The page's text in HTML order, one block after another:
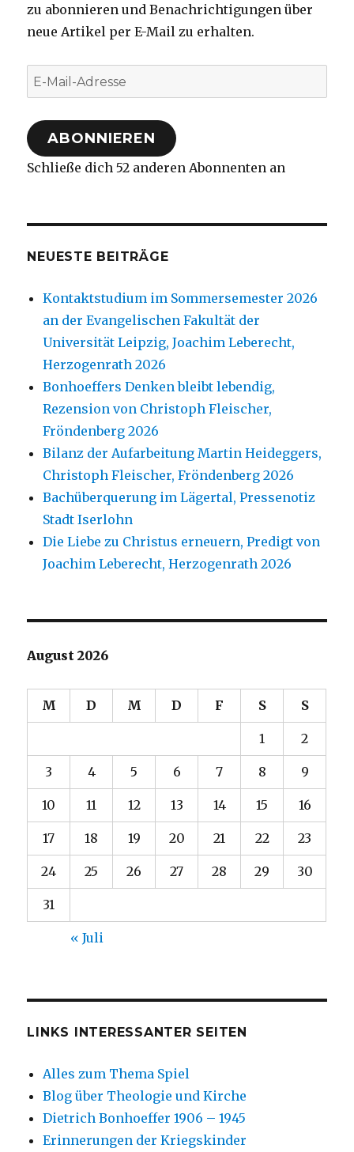
zu abonnieren und Benachrichtigungen über
neue Artikel per E-Mail zu erhalten.
E-
Mail-
Adresse
ABONNIEREN
Schließe dich 52 anderen Abonnenten an
NEUESTE BEITRÄGE
Kontaktstudium im Sommersemester 2026
an der Evangelischen Fakultät der
Universität Leipzig, Joachim Leberecht,
Herzogenrath 2026
Bonhoeffers Denken bleibt lebendig,
Rezension von Christoph Fleischer,
Fröndenberg 2026
Bilanz der Aufarbeitung Martin Heideggers,
Christoph Fleischer, Fröndenberg 2026
Bachüberquerung im Lägertal, Pressenotiz
Stadt Iserlohn
Die Liebe zu Christus erneuern, Predigt von
Joachim Leberecht, Herzogenrath 2026
August 2026
M D M D F S S
1 2
3 4 5 6 7 8 9
10 11 12 13 14 15 16
17 18 19 20 21 22 23
24 25 26 27 28 29 30
31
« Juli
LINKS INTERESSANTER SEITEN
Alles zum Thema Spiel
Blog über Theologie und Kirche
Dietrich Bonhoeffer 1906 – 1945
Erinnerungen der Kriegskinder